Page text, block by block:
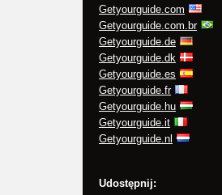
Getyourguide.com
Getyourguide.com.br
Getyourguide.de
Getyourguide.dk
Getyourguide.es
Getyourguide.fr
Getyourguide.hu
Getyourguide.it
Getyourguide.nl
Udostępnij: